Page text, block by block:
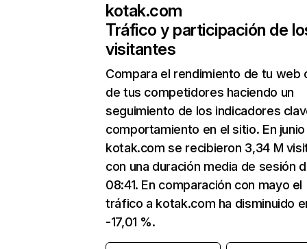
kotak.com
Tráfico y participación de
visitantes
Compara el rendimiento de tu web
de tus competidores haciendo un
seguimiento de los indicadores
comportamiento en el sitio. En junio
kotak.com se recibieron 3,34 M
con una duración media de sesión
08:41. En comparación con mayo el
tráfico a kotak.com ha disminuido
-17,01 %.